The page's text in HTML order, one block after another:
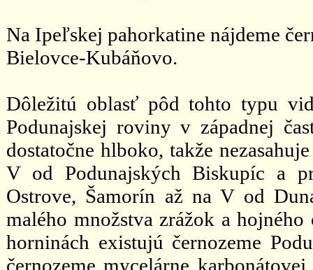
Na Ipeľskej pahorkatine nájdeme
Bielovce-Kubáňovo.
Dôležitú oblasť pôd tohto typu
Podunajskej roviny v západnej
dostatočne hlboko, takže
V od Podunajských Biskupíc a
Ostrove, Šamorín až na V od
malého množstva zrážok a
horninách existujú černozeme
černozeme mycelárne